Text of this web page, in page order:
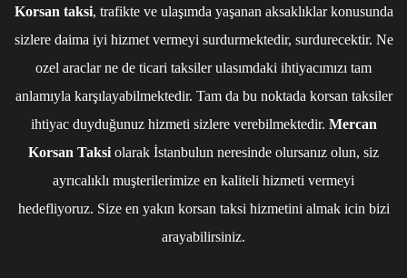
Korsan taksi, trafikte ve ulaşımda yaşanan aksaklıklar konusunda
sizlere daima iyi hizmet vermeyi surdurmektedir, surdurecektir. Ne
ozel araclar ne de ticari taksiler ulasımdaki ihtiyacımızı tam
anlamıyla karşılayabilmektedir. Tam da bu noktada korsan taksiler
ihtiyac duyduğunuz hizmeti sizlere verebilmektedir. Mercan
Korsan Taksi olarak İstanbulun neresinde olursanız olun, siz
ayrıcalıklı muşterilerimize en kaliteli hizmeti vermeyi
hedefliyoruz. Size en yakın korsan taksi hizmetini almak icin bizi
arayabilirsiniz.